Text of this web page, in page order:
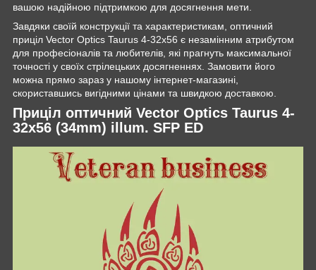
вашою надійною підтримкою для досягнення мети.
Завдяки своїй конструкції та характеристикам, оптичний
приціл Vector Optics Taurus 4-32x56 є незамінним атрибутом
для професіоналів та любителів, які прагнуть максимальної
точності у своїх стрілецьких досягненнях. Замовити його
можна прямо зараз у нашому інтернет-магазині,
скориставшись вигідними цінами та швидкою доставкою.
Приціл оптичний Vector Optics Taurus 4-
32x56 (34mm) illum. SFP ED